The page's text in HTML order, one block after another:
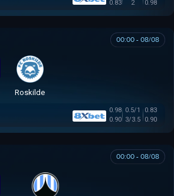
0.83
2 0.98
00:00 - 08/08
Roskilde
0.98 0.5/1
0.83
0.90 3/3.5 0.90
00:00 - 08/08